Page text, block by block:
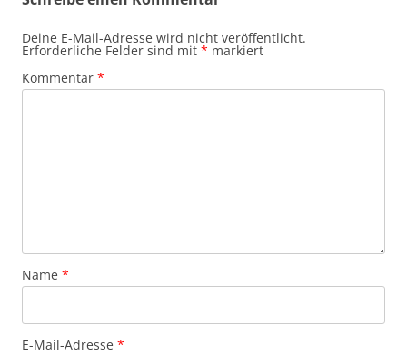
Deine E-Mail-Adresse wird nicht veröffentlicht.
Erforderliche Felder sind mit * markiert
Kommentar *
Name *
E-Mail-Adresse *